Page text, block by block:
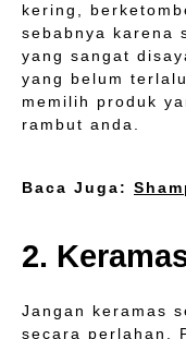
kering,
sebabnya karena
yang sangat
yang belum
memilih produk
rambut anda.
Baca Juga:
2.
Jangan keramas
secara perlahan.